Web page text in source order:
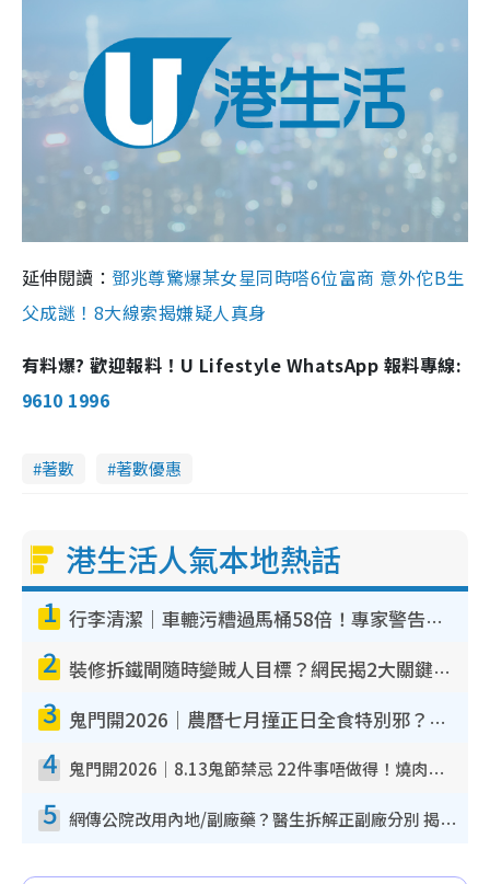
延伸閱讀：鄧兆尊驚爆某女星同時嗒6位富商 意外佗B生
父成謎！8大線索揭嫌疑人真身
有料爆? 歡迎報料！U Lifestyle WhatsApp 報料專線:
9610 1996
著數 著數優惠
港生活人氣本地熱話
1 行李清潔｜車轆污糟過馬桶58倍！專家警告忌用酒精抹 教1招免污手除菌
2 裝修拆鐵閘隨時變賊人目標？網民揭2大關鍵用途：裝新式等於白裝？附新舊鐵閘分別
3 鬼門開2026｜農曆七月撞正日全食特別邪？專家警告切忌做一事！揭4大禁忌+2招保平安
4 鬼門開2026｜8.13鬼節禁忌 22件事唔做得！燒肉、刺身要少食？半夜勿吹口哨/打呢個電話
5 網傳公院改用內地/副廠藥？醫生拆解正副廠分別 揭4類人換藥隨時出事